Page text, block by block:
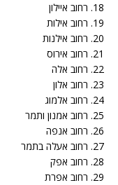
18. רחוב איילון
19. רחוב אילות
20. רחוב אילנות
21. רחוב אירוס
22. רחוב אלה
23. רחוב אלון
24. רחוב אלמוג
25. רחוב אמנון ותמר
26. רחוב אנפה
27. רחוב אעלה בתמר
28. רחוב אפק
29. רחוב אפרת